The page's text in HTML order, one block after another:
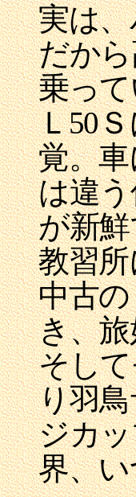
実は
だか
乗っ
Ｌ50
覚。
は違
が新
教習
中古
き、
そし
り羽
ジカ
界、